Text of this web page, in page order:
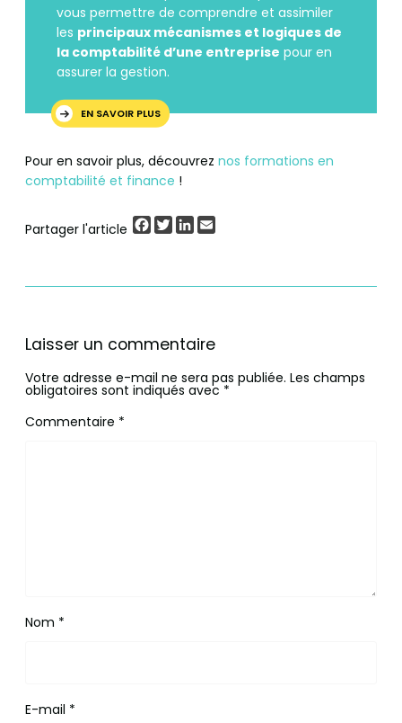
vous permettre de comprendre et assimiler
les principaux mécanismes et logiques de
la comptabilité d’une entreprise pour en
assurer la gestion.
EN SAVOIR PLUS
Pour en savoir plus, découvrez nos formations en
comptabilité et finance !
Partager l'article Facebook
TwitterLinkedIn
Laisser un commentaire
Votre adresse e-mail ne sera pas publiée. Les champs
obligatoires sont indiqués avec *
Commentaire *
Nom *
E-mail *